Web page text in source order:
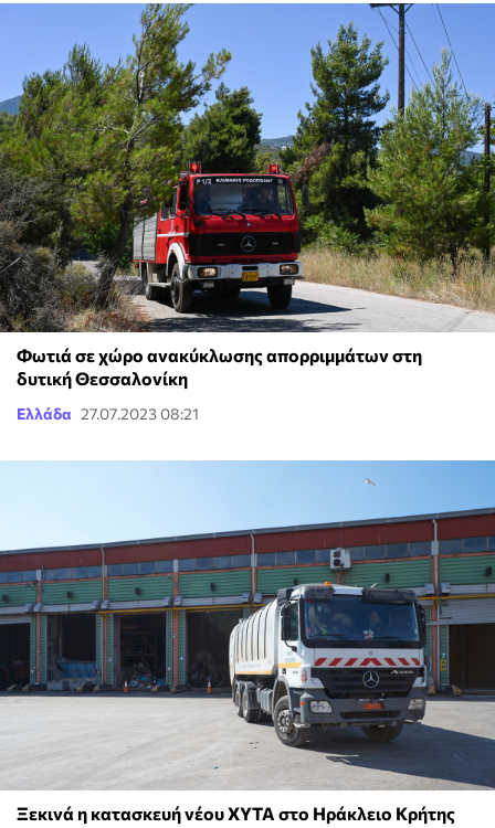
Φωτιά σε χώρο ανακύκλωσης απορριμμάτων στη
δυτική Θεσσαλονίκη
Ελλάδα 27.07.2023 08:21
Ξεκινά η κατασκευή νέου ΧΥΤΑ στο Ηράκλειο Κρήτης